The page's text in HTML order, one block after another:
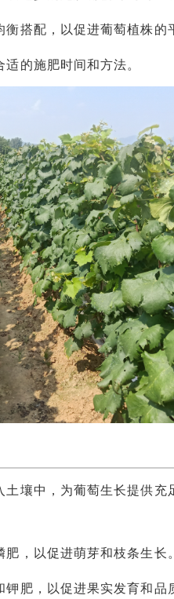
搭配，以促进葡萄植株的
的施肥时间和方法。
壤中，为葡萄生长提供充
，以促进萌芽和枝条生长。
肥，以促进果实发育和品